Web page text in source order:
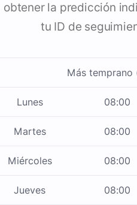
obtener la predicción
tu ID de
Más temprano
Lunes 08:00
Martes 08:00
Miércoles 08:00
Jueves 08:00